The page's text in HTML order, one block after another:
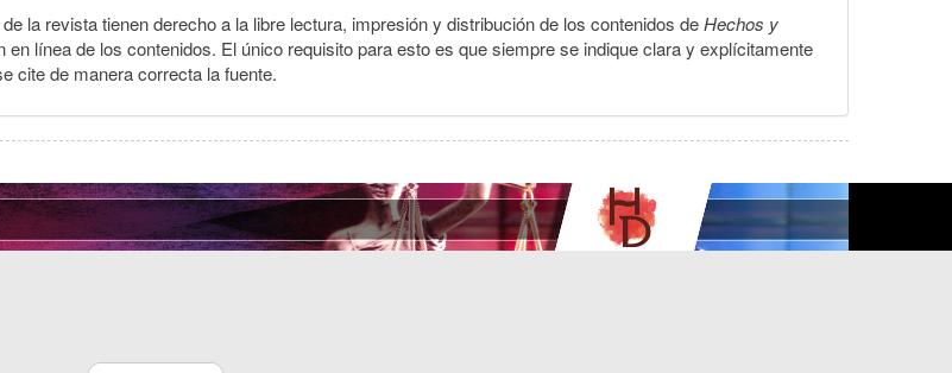
la revista tienen derecho a la libre lectura, impresión y distribución de los contenidos deHechos y
línea de los contenidos. El único requisito para esto es que siempre se indique clara y explícitamente
cite de manera correcta la fuente.